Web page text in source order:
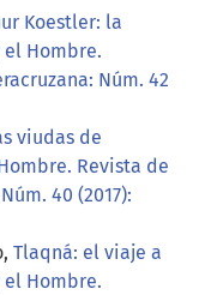
Koestler: la
el Hombre.
Núm. 42
viudas de
Revista de
40 (2017):
Tlaqná: el viaje a
el Hombre.